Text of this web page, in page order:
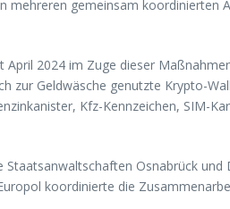
mehreren gemeinsam koordinierten
2024 im Zuge dieser
zur Geldwäsche genutzte Krypto-
Kfz-Kennzeichen, SIM-
Osnabrück und
koordinierte die